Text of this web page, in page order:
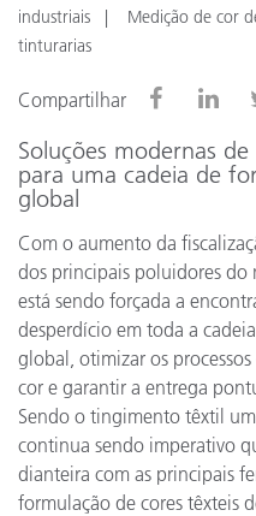
industriais
Medição de cor
tinturarias
Compartilhar
Soluções modernas
para uma cadeia de
global
Com o aumento da
dos principais poluidores do
está sendo forçada a
desperdício em toda a
global, otimizar os
cor e garantir a entrega
Sendo o tingimento têxtil
continua sendo imperativo
dianteira com as principais
formulação de cores têxteis